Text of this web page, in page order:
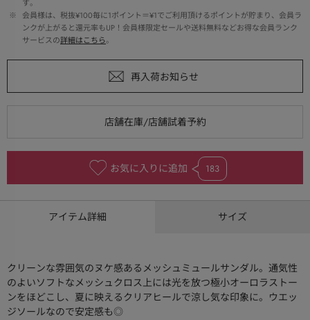
す。
※
会員様は、税抜¥100毎に1ポイント＝¥1でご利用頂けるポイントが貯まり、会員ラ
ンクが上がると還元率もUP！会員様限定セールや送料無料などお得な会員ランク
サービスの詳細はこちら。
お気に入りに追加 183
アイテム詳細 サイズ
クリーンな雰囲気のヌケ感あるメッシュミュールサンダル。通気性
のよいソフトなメッシュクロス上には光を放つ極小オーロラストー
ンをほどこし、夏に映えるクリアヒールで涼し気な印象に。ウエッ
ジソールなので安定感も◎